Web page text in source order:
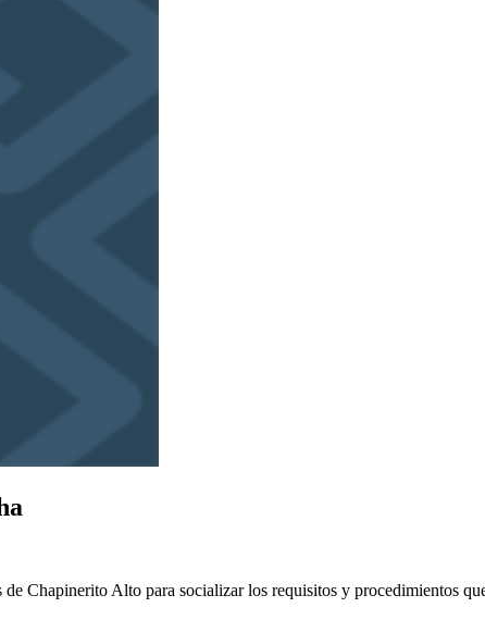
Chapinerito Alto para socializar los requisitos y procedimientos